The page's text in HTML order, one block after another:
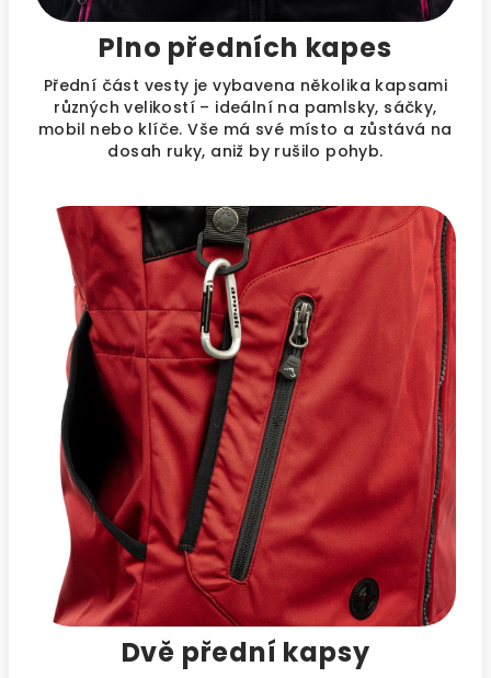
Plno předních kapes
Přední část vesty je vybavena několika kapsami
různých velikostí – ideální na pamlsky, sáčky,
mobil nebo klíče. Vše má své místo a zůstává na
dosah ruky, aniž by rušilo pohyb.
Dvě přední kapsy